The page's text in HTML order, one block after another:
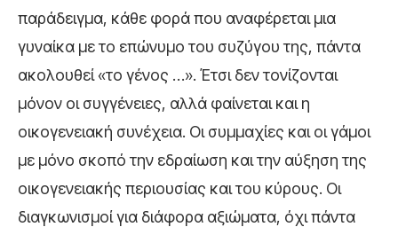
παράδειγμα, κάθε φορά που αναφέρεται μια
γυναίκα με το επώνυμο του συζύγου της, πάντα
ακολουθεί «το γένος …». Έτσι δεν τονίζονται
μόνον οι συγγένειες, αλλά φαίνεται και η
οικογενειακή συνέχεια. Οι συμμαχίες και οι γάμοι
με μόνο σκοπό την εδραίωση και την αύξηση της
οικογενειακής περιουσίας και του κύρους. Οι
διαγκωνισμοί για διάφορα αξιώματα, όχι πάντα